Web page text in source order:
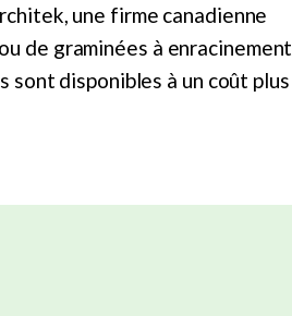
une firme canadienne
de graminées à enracinement
disponibles à un coût plus